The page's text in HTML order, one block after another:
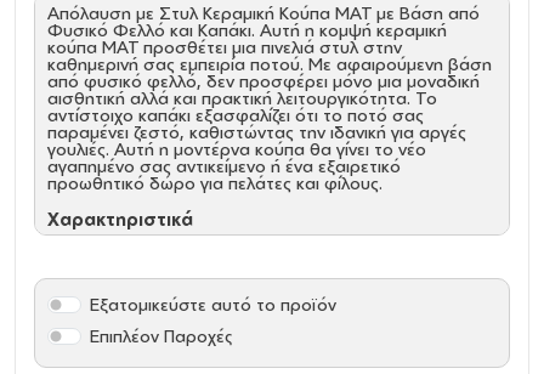
Απόλαυση με Στυλ Κεραμική Κούπα MAT με Βάση από
Φυσικό Φελλό και Καπάκι. Αυτή η κομψή κεραμική
κούπα MAT προσθέτει μια πινελιά στυλ στην
καθημερινή σας εμπειρία ποτού. Με αφαιρούμενη βάση
από φυσικό φελλό, δεν προσφέρει μόνο μια μοναδική
αισθητική αλλά και πρακτική λειτουργικότητα. Το
αντίστοιχο καπάκι εξασφαλίζει ότι το ποτό σας
παραμένει ζεστό, καθιστώντας την ιδανική για αργές
γουλιές. Αυτή η μοντέρνα κούπα θα γίνει το νέο
αγαπημένο σας αντικείμενο ή ένα εξαιρετικό
προωθητικό δώρο για πελάτες και φίλους.
Χαρακτηριστικά
Χωρητικότητα: Περίπου 330 ml
Διάμετρος
Ύψος: 110 mm
Εξατομικεύστε αυτό το προϊόν
Επιπλέον Παροχές